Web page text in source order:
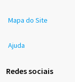
Mapa do Site
Ajuda
Redes sociais